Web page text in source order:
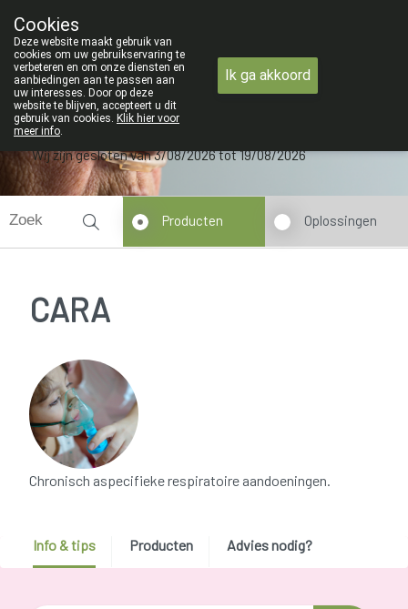
09 228 32 36
Wij zijn gesloten van 3/08/2026 tot 19/08/2026
Producten Oplossingen
CARA
Chronisch aspecifieke respiratoire aandoeningen.
Info & tips Producten Advies nodig?
Cookies
Deze website maakt gebruik van
cookies om uw gebruikservaring te
verbeteren en om onze diensten en
aanbiedingen aan te passen aan
uw interesses. Door op deze
website te blijven, accepteert u dit
gebruik van cookies. Klik hier voor
meer info.
Ik ga akkoord